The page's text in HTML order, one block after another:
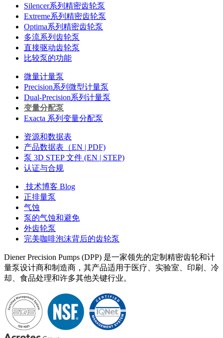
Silencer系列精密齿轮泵
Extreme系列精密齿轮泵
Optima系列精密齿轮泵
多流系列齿轮泵
直接驱动齿轮泵
比较泵的功能
微量计量泵
Precision系列微型计量泵
Dual-Precision系列计量泵
变量分配泵
Exacta 系列变量分配泵
资源和数据表
产品数据表（EN | PDF)
泵 3D STEP 文件 (EN | STEP)
认证与合规
技术博客 Blog
正排量泵
气蚀
泵的气蚀和避免
外齿轮泵
完美咖啡泡沫背后的齿轮泵
Diener Precision Pumps (DPP) 是一家领先的定制精密齿轮和计
量泵设计商和制造商，其产品适用于医疗、实验室、印刷、冷
却、食品处理和许多其他关键行业。